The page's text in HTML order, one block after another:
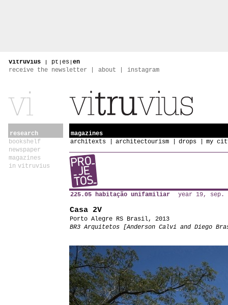
vitruvius | pt | es | en
receive the newsletter
about instagram
research
bookshelf
newspaper
magazines
in vitruvius
magazines
architexts
architectourism drops my
225.05 habitação unifamiliar year 19, sep.
Casa 2V
Porto Alegre RS Brasil, 2013
BR3 Arquitetos [Anderson Calvi and Diego